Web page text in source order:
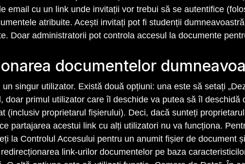
email cu un link unde invitații vor trebui să se autentifice
atribuite. Acești invitați pot fi studenții
Doar administratorii pot controla accesul la documente
documentelor
singur utilizator. Există două opțiuni: una este să setați
doar primul utilizator care îl deschide va putea să îl deschidă
(inclusiv proprietarul fișierului). Deci, dacă sunteți
partajarea acestui link cu alți utilizatori nu va funcționa.
la Controlul Accesului pentru un anumit fișier de document
link-urilor documentelor pe baza